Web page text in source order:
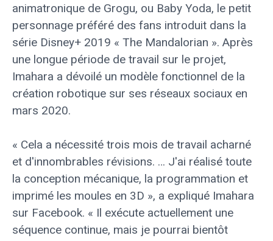
animatronique de Grogu, ou Baby Yoda, le petit
personnage préféré des fans introduit dans la
série Disney+ 2019 « The Mandalorian ». Après
une longue période de travail sur le projet,
Imahara a dévoilé un modèle fonctionnel de la
création robotique sur ses réseaux sociaux en
mars 2020.
« Cela a nécessité trois mois de travail acharné
et d'innombrables révisions. … J'ai réalisé toute
la conception mécanique, la programmation et
imprimé les moules en 3D », a expliqué Imahara
sur Facebook. « Il exécute actuellement une
séquence continue, mais je pourrai bientôt